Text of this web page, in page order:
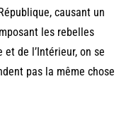
causant un
les rebelles
de l’Intérieur, on se
pas la même chose